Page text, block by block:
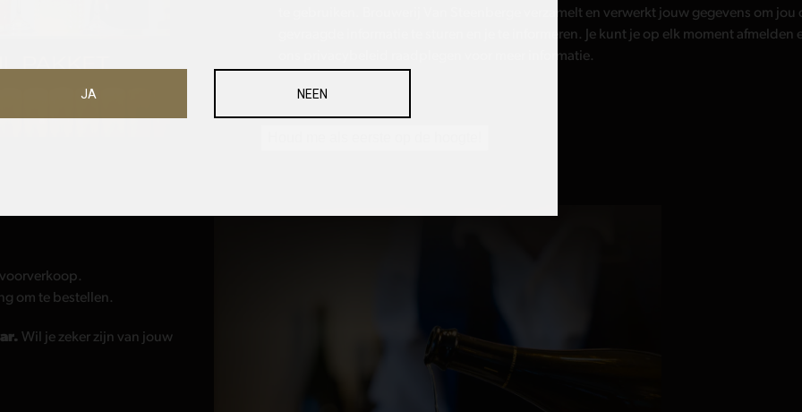
gevraagde informatie te sturen en je te informeren. Je kunt je op elk moment afmelden
ons privacybeleid raadplegen voor meer informatie.
om te bestellen.
Wil je zeker zijn van jouw
NEEN
JA